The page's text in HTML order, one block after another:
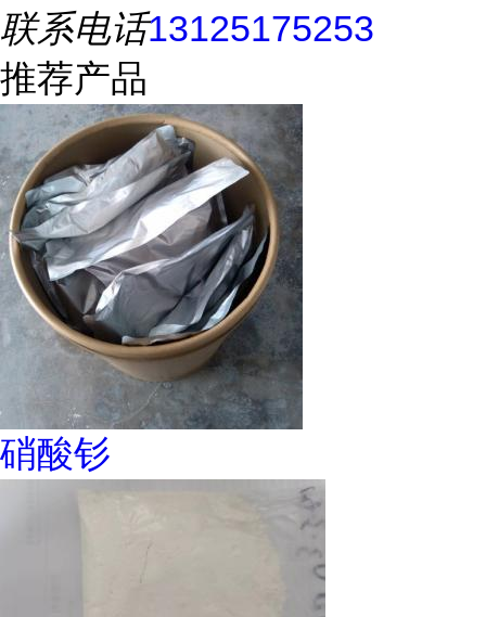
联系电话13125175253
推荐产品
硝酸钐